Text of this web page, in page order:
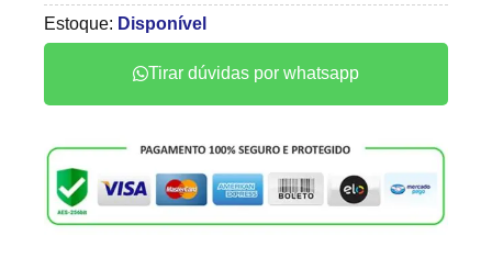
Estoque: Disponível
Tirar dúvidas por whatsapp